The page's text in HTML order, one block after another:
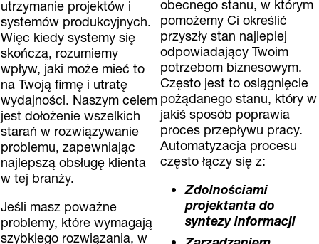
utrzymanie projektów i
systemów produkcyjnych.
Więc kiedy systemy się
skończą, rozumiemy
wpływ, jaki może mieć to
na Twoją firmę i utratę
wydajności. Naszym celem
jest dołożenie wszelkich
starań w rozwiązywanie
problemu, zapewniając
najlepszą obsługę klienta
w tej branży.
Jeśli masz poważne
problemy, które wymagają
szybkiego rozwiązania, w
obecnego stanu, w którym
pomożemy Ci określić
przyszły stan najlepiej
odpowiadający Twoim
potrzebom biznesowym.
Często jest to osiągnięcie
pożądanego stanu, który w
jakiś sposób poprawia
proces przepływu pracy.
Automatyzacja procesu
często łączy się z:
Zdolnościami
projektanta do
syntezy informacji